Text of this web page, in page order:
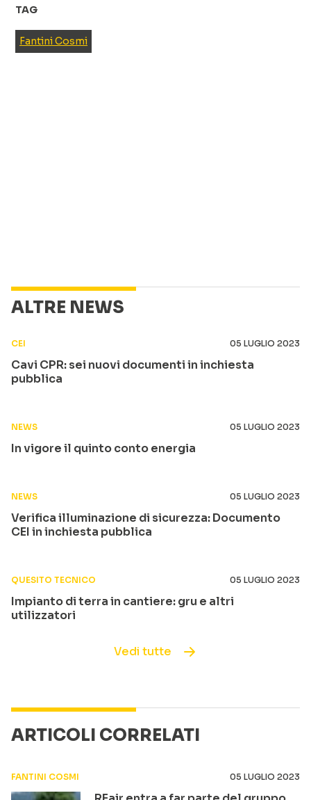
TAG
Fantini Cosmi
ALTRE NEWS
CEI 05 LUGLIO 2023
Cavi CPR: sei nuovi documenti in inchiesta
pubblica
NEWS 05 LUGLIO 2023
In vigore il quinto conto energia
NEWS 05 LUGLIO 2023
Verifica illuminazione di sicurezza: Documento
CEI in inchiesta pubblica
QUESITO TECNICO 05 LUGLIO 2023
Impianto di terra in cantiere: gru e altri
utilizzatori
Vedi tutte
ARTICOLI CORRELATI
FANTINI COSMI 05 LUGLIO 2023